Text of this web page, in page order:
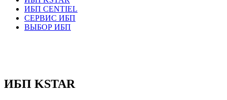
ИБП CENTIEL
СЕРВИС ИБП
ВЫБОР ИБП
ИБП KSTAR